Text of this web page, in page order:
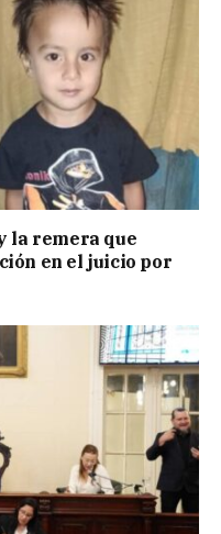
la remera que
en el juicio por